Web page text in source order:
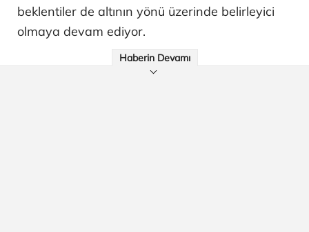
beklentiler de altının yönü üzerinde belirleyici
olmaya devam ediyor.
Haberin Devamı